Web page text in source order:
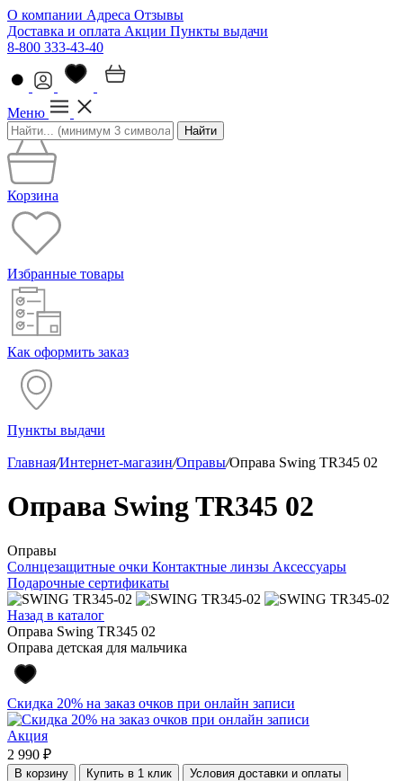
О компании Адреса Отзывы
Доставка и оплата Акции Пункты выдачи
8-800 333-43-40
Меню
Найти
Корзина
Избранные товары
Как оформить заказ
Пункты выдачи
Главная/Интернет-магазин/Оправы/Оправа Swing TR345 02
Оправа Swing TR345 02
Оправы
Солнцезащитные очки Контактные линзы Аксессуары
Подарочные сертификаты
Назад в каталог
Оправа Swing TR345 02
Оправа детская для мальчика
Скидка 20% на заказ очков при онлайн записи
Акция
2 990 ₽
В корзину Купить в 1 клик Условия доставки и оплаты